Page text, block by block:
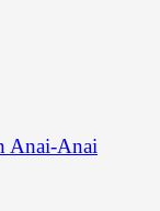
Anai-Anai